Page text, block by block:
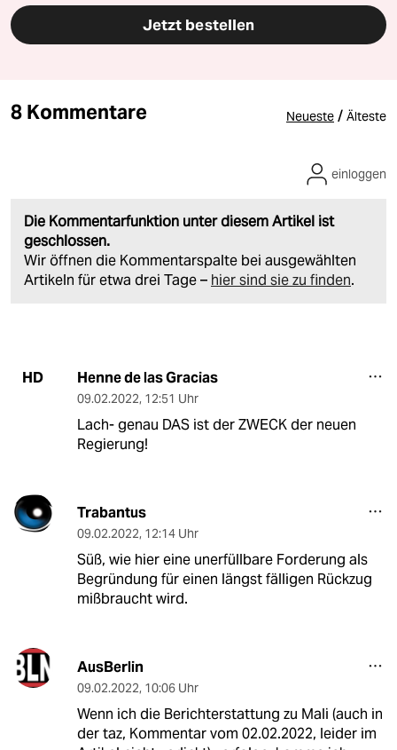
Jetzt bestellen
8 Kommentare Neueste / Älteste
Die Kommentarfunktion unter diesem Artikel ist
geschlossen.
Wir öffnen die Kommentarspalte bei ausgewählten
Artikeln für etwa drei Tage – hier sind sie zu finden.
einloggen
HD Henne de las Gracias
09.02.2022, 12:51 Uhr
Lach- genau DAS ist der ZWECK der neuen
Regierung!
Trabantus
09.02.2022, 12:14 Uhr
Süß, wie hier eine unerfüllbare Forderung als
Begründung für einen längst fälligen Rückzug
mißbraucht wird.
AusBerlin
09.02.2022, 10:06 Uhr
Wenn ich die Berichterstattung zu Mali (auch in
der taz, Kommentar vom 02.02.2022, leider im